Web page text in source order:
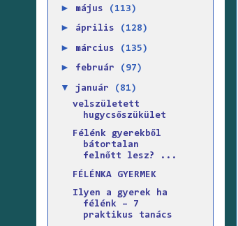
► május (113)
► április (128)
► március (135)
► február (97)
▼ január
(81)
velszületett
hugycsőszükület
Félénk gyerekből
bátortalan
felnőtt lesz? ...
FÉLÉNKA GYERMEK
Ilyen a gyerek ha
félénk – 7
praktikus tanács